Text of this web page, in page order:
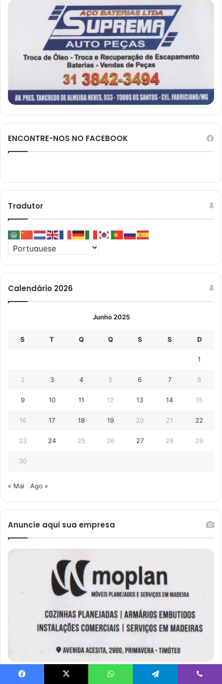
ENCONTRE-NOS NO FACEBOOK
Tradutor
Calendário 2026
Junho 2025
S T Q Q S S D
1
2 3 4 5 6 7 8
9 10 11 12 13 14 15
16 17 18 19 20 21 22
23 24 25 26 27 28 29
30
« Mai Ago »
Anuncie aqui sua empresa